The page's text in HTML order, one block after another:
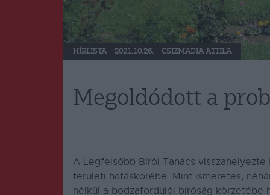
HÍRLISTA 2021.10.26. CSIZMADIA ATTILA
Megoldódott a
A Legfelsőbb Bírói Tanács
területi hatáskörébe. Mint ismeretes,
nélkül a bodzafordulói bíróság körzetébe